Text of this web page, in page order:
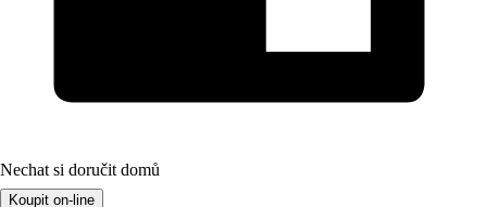
Nechat si doručit domů
Koupit on-line